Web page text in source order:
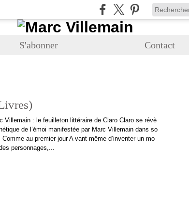
S'abonner Contact
Villemain : le feuilleton littéraire de Claro Claro se révè
de l’émoi manifestée par Marc Villemain dans so
au premier jour A vant même d’inventer un mo
personnages,...